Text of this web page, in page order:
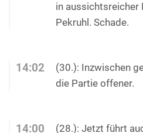
in aussichtsreicher
Pekruhl. Schade.
14:02
(30.): Inzwischen
die Partie offener.
14:00
(28.): Jetzt führt